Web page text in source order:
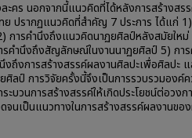
ะคร นอกจากนี้แนวคิดที่ได้หลังการสร้างสร
ปรากฏแนวคิดที่สำคัญ 7 ประการ ได้แก่
การคำนึงถึงแนวคิดนาฏยศิลป์หลังสมัยใหม่
คำนึงถึงสัญลักษณ์ในงานนาฏยศิลป์ 5) กา
ถึงการสร้างสรรค์ผลงานศิลปะเพื่อศิลปะ
ศิลป์ การวิจัยครั้งนี้จึงเป็นการรวบรวมองค์
บวนการสร้างสรรค์ให้เกิดประโยชน์ต่อวงก
นเป็นแนวทางในการสร้างสรรค์ผลงานขอ